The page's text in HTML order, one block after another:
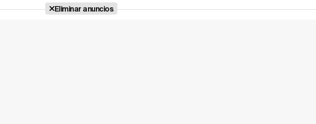
Eliminar anuncios